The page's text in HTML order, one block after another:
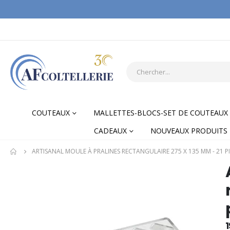
COUTEAUX MALLETTES-BLOCS-SET DE COUTEAUX
CADEAUX
NOUVEAUX PRODUITS
ARTISANAL MOULE À PRALINES RECTANGULAIRE 275 X 135 MM - 21
Skip